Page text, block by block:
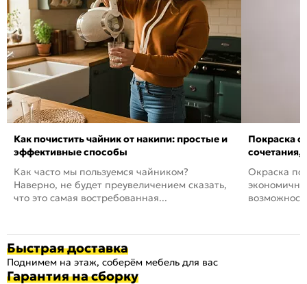
Как почистить чайник от накипи: простые и
эффективные способы
Как часто мы пользуемся чайником?
Наверно, не будет преувеличением сказать,
что это самая востребованная...
Покраска
сочетания,
Окраска
Быстрая доставка
Поднимем на этаж, соберём мебель для вас
Гарантия на сборку